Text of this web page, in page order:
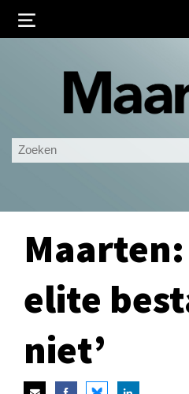
Ingelogd blijven
Maarten:
elite
niet’